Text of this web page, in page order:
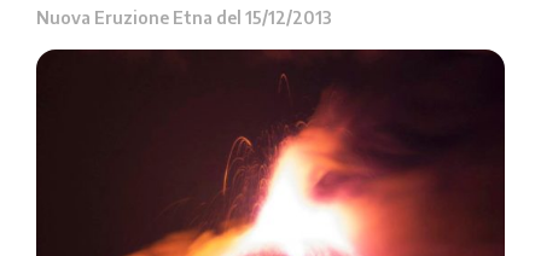
Nuova Eruzione Etna del 15/12/2013